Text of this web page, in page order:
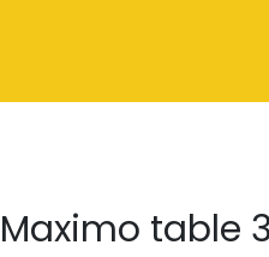
Maximo table